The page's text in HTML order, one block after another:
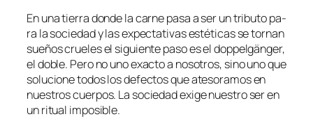
En una tie­rra don­de la car­ne pa­sa a ser un tri­bu­to pa­
ra la so­cie­dad y las ex­pec­ta­ti­vas es­té­ti­cas se tor­nan
sue­ños crue­les el si­guien­te pa­so es el dop­pel­gän­ger,
el do­ble. Pero no uno exac­to a no­so­tros, sino uno que
so­lu­cio­ne to­dos los de­fec­tos que ate­so­ra­mos en
nues­tros cuer­pos. La so­cie­dad exi­ge nues­tro ser en
un ri­tual imposible.